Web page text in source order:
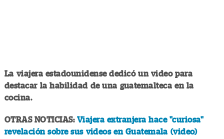
La viajera estadounidense dedicó un video para
destacar la habilidad de una guatemalteca en la
cocina.
OTRAS NOTICIAS: Viajera extranjera hace "curiosa"
revelación sobre sus videos en Guatemala (video)